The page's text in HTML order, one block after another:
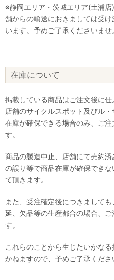
※静岡エリア・茨城エリア(土浦
舗からの輸送におきましては受
います。予めご了承くださいませ
在庫について
掲載している商品はご注文後に
店舗のサイクルスポット及びル
在庫が確保できる場合のみ、ご
す。
商品の製造中止、店舗にて売約
の誤り等で商品在庫が確保でき
て頂きます。
また、受注確定後につきまして
延、欠品等の生産都合の場合、
す。
これらのことから生じたいかな
かねますので、予めご了承くださ